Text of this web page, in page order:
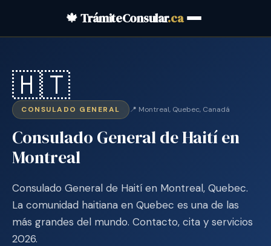
🍁 TrámiteConsular.ca
🇭🇹
CONSULADO GENERAL 📍 Montreal, Quebec, Canadá
Consulado General de Haití en
Montreal
Consulado General de Haití en Montreal, Quebec.
La comunidad haitiana en Quebec es una de las
más grandes del mundo. Contacto, cita y servicios
2026.